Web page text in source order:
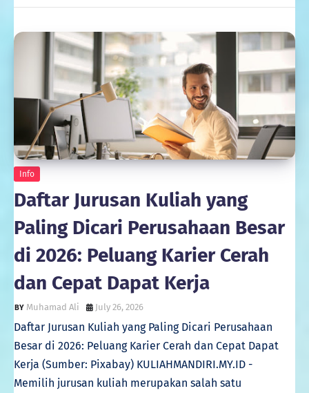
Info
Daftar Jurusan Kuliah yang
Paling Dicari Perusahaan Besar
di 2026: Peluang Karier Cerah
dan Cepat Dapat Kerja
Muhamad Ali July 26, 2026
Daftar Jurusan Kuliah yang Paling Dicari Perusahaan
Besar di 2026: Peluang Karier Cerah dan Cepat Dapat
Kerja (Sumber: Pixabay) KULIAHMANDIRI.MY.ID -
Memilih jurusan kuliah merupakan salah satu